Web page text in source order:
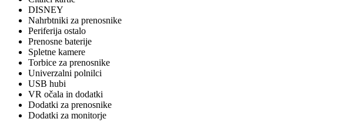
DISNEY
Nahrbtniki za prenosnike
Periferija ostalo
Prenosne baterije
Spletne kamere
Torbice za prenosnike
Univerzalni polnilci
USB hubi
VR očala in dodatki
Dodatki za prenosnike
Dodatki za monitorje